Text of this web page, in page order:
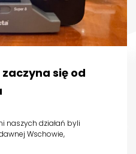
się od
naszych działań byli
Wschowie,